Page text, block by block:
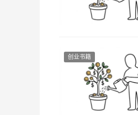
创业书籍